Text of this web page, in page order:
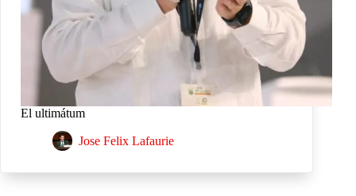
El ultimátum
Jose Felix Lafaurie